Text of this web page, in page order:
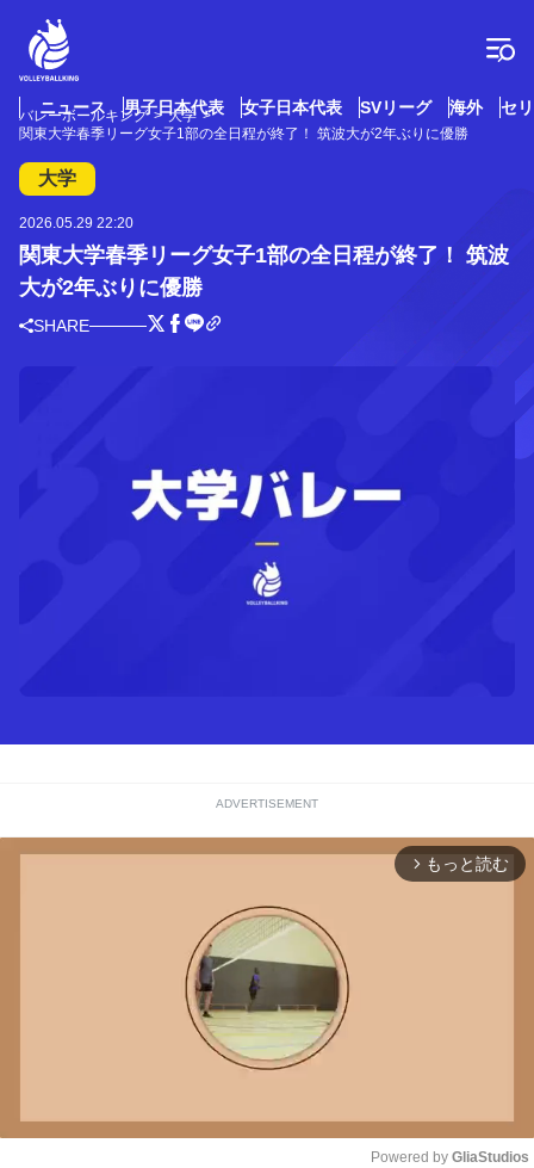
ニュース 男子日本代表 女子日本代表 SVリーグ 海外 セ
バレーボールキング
大学
関東大学春季リーグ女子1部の全日程が終了！ 筑波大が2年ぶりに優勝
大学
2026.05.29 22:20
関東大学春季リーグ女子1部の全日程が終了！ 筑波
大が2年ぶりに優勝
SHARE
ADVERTISEMENT
arrow_forward_ios もっと読む
Powered by GliaStudios